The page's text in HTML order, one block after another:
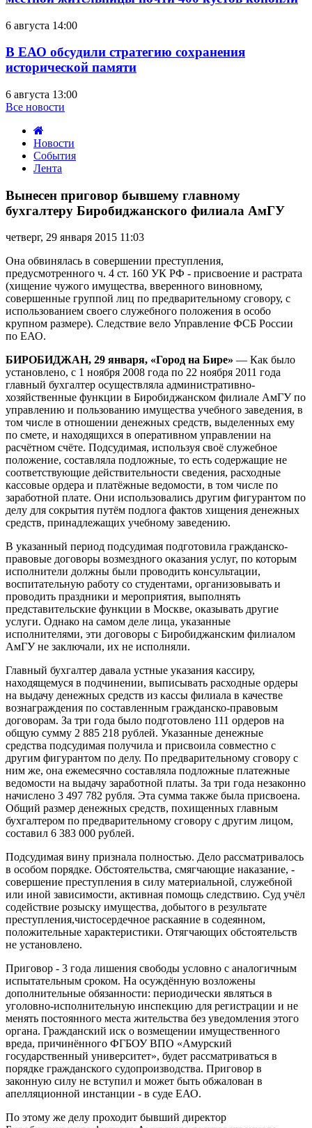
6 августа 14:00
В ЕАО обсудили стратегию сохранения
исторической памяти
6 августа 13:00
Все новости
Новости
События
Лента
приговор
бывшему
главному
Биробиджанского
филиала
АмГУ
Вынесен приговор бывшему главному
бухгалтеру Биробиджанского филиала АмГУ
четверг, 29 января 2015 11:03
Она обвинялась в совершении преступления,
предусмотренного ч. 4 ст. 160 УК РФ - присвоение и растрата
(хищение чужого имущества, вверенного виновному,
совершенные группой лиц по предварительному сговору, с
использованием своего служебного положения в особо
крупном размере). Следствие вело Управление ФСБ России
по ЕАО.
БИРОБИДЖАН, 29 января, «Город на Бире» — Как было
установлено, с 1 ноября 2008 года по 22 ноября 2011 года
главный бухгалтер осуществляла административно-
хозяйственные функции в Биробиджанском филиале АмГУ по
управлению и пользованию имущества учебного заведения, в
том числе в отношении денежных средств, выделенных ему
по смете, и находящихся в оперативном управлении на
расчётном счёте. Подсудимая, используя своё служебное
положение, составляла подложные, то есть содержащие не
соответствующие действительности сведения, расходные
кассовые ордера и платёжные ведомости, в том числе по
заработной плате. Они использовались другим фигурантом по
делу для сокрытия путём подлога фактов хищения денежных
средств, принадлежащих учебному заведению.
В указанный период подсудимая подготовила гражданско-
правовые договоры возмездного оказания услуг, по которым
исполнители должны были проводить консультации,
воспитательную работу со студентами, организовывать и
проводить праздники и мероприятия, выполнять
представительские функции в Москве, оказывать другие
услуги. Однако на самом деле лица, указанные
исполнителями, эти договоры с Биробиджанским филиалом
АмГУ не заключали, их не исполняли.
Главный бухгалтер давала устные указания кассиру,
находящемуся в подчинении, выписывать расходные ордеры
на выдачу денежных средств из кассы филиала в качестве
вознаграждения по составленным гражданско-правовым
договорам. За три года было подготовлено 111 ордеров на
общую сумму 2 885 218 рублей. Указанные денежные
средства подсудимая получила и присвоила совместно с
другим фигурантом по делу. По предварительному сговору с
ним же, она ежемесячно составляла подложные платежные
ведомости на выдачу заработной платы. За три года незаконно
начислено 3 497 782 рубля. Эта сумма также была присвоена.
Общий размер денежных средств, похищенных главным
бухгалтером по предварительному сговору с другим лицом,
составил 6 383 000 рублей.
Подсудимая вину признала полностью. Дело рассматривалось
в особом порядке. Обстоятельства, смягчающие наказание, -
совершение преступления в силу материальной, служебной
или иной зависимости, активная помощь следствию. Суд учёл
содействие розыску имущества, добытого в результате
преступления,чистосердечное раскаяние в содеянном,
положительные характеристики. Отягчающих обстоятельств
не установлено.
Приговор - 3 года лишения свободы условно с аналогичным
испытательным сроком. На осуждённую возложены
дополнительные обязанности: периодически являться в
уголовно-исполнительную инспекцию для регистрации и не
менять постоянного места жительства без уведомления этого
органа. Гражданский иск о возмещении имущественного
вреда, причинённого ФГБОУ ВПО «Амурский
государственный университет», будет рассматриваться в
порядке гражданского судопроизводства. Приговор в
законную силу не вступил и может быть обжалован в
апелляционной инстанции - в суде ЕАО.
По этому же делу проходит бывший директор